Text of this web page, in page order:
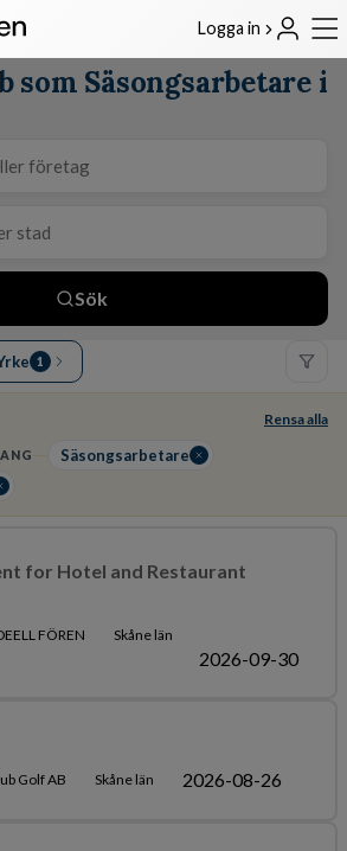
Logga in
som Säsongsarbetare i
Sök
1
Rensa alla
Säsongsarbetare
for Hotel and Restaurant
FÖREN Skåne län
2026-09-30
Golf AB Skåne län 2026-08-26